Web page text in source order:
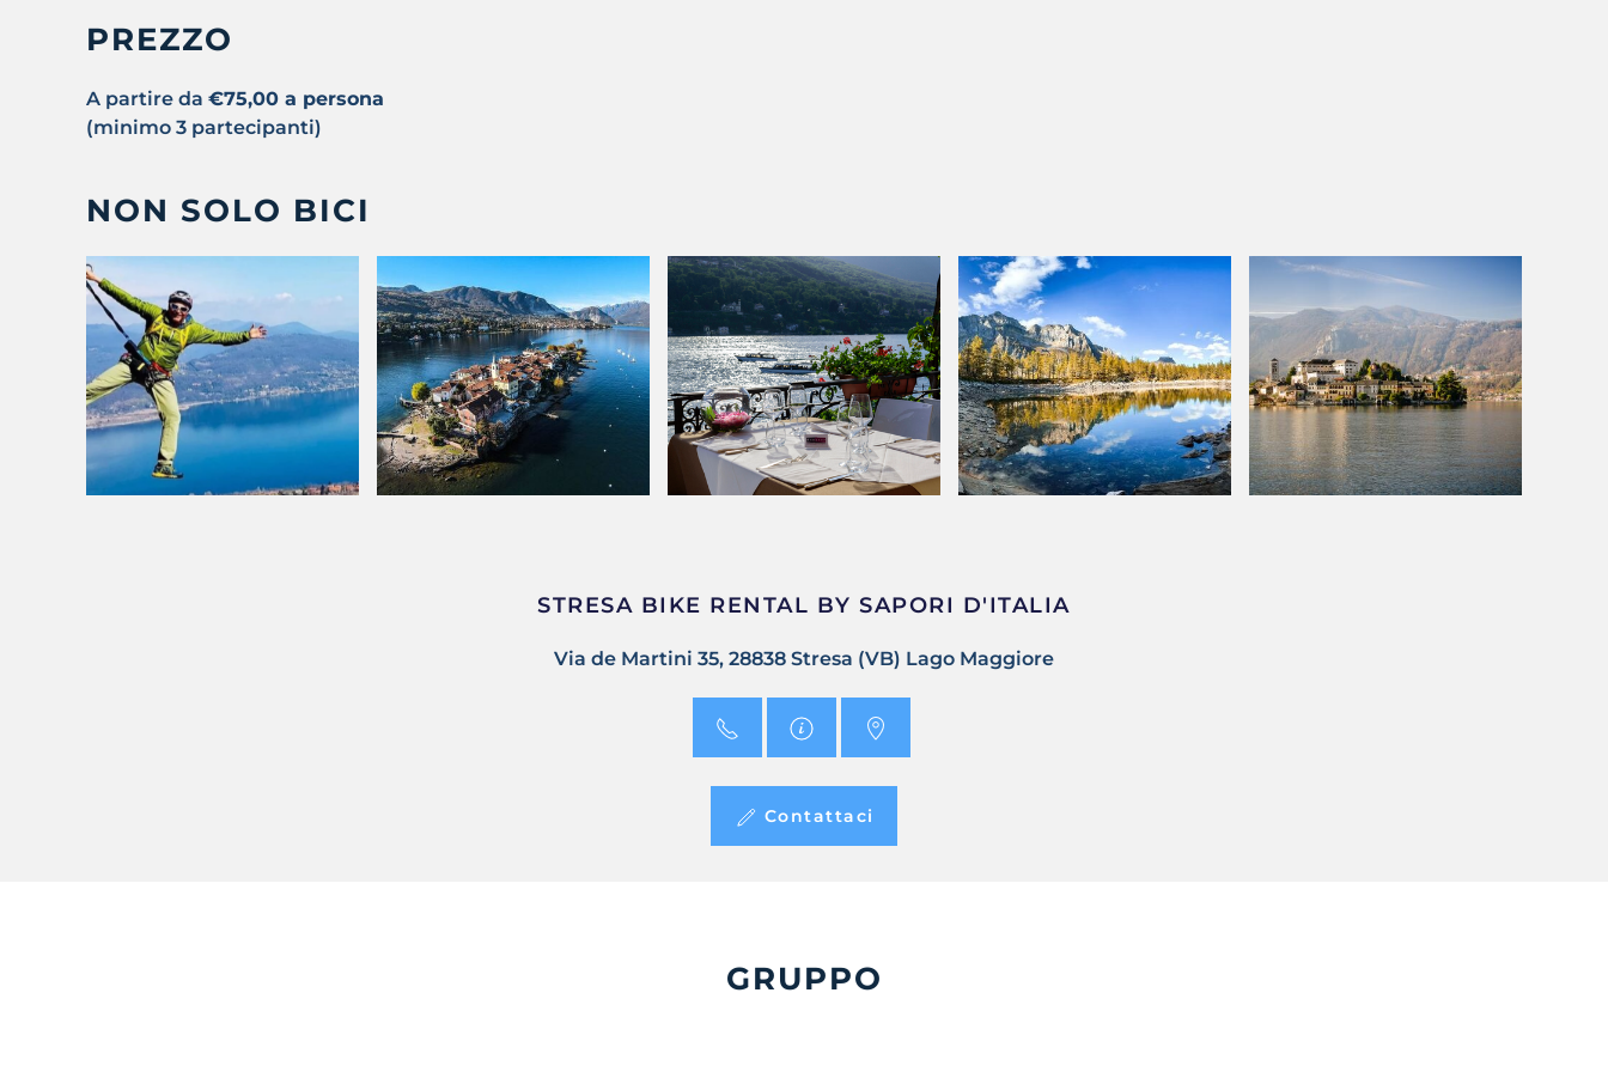
PREZZO
A partire da €75,00 a persona
(minimo 3 partecipanti)
NON SOLO BICI
VESPA TOUR
Esplora il Lago
Maggiore in sella a
un'icona italiana.
VIA FERRATA
Raggiungi
panorami
spettacolari in
totale sicurezza!
VISITA ALLE
ISOLE
BORROMEE
Esplora Isola Bella,
Isola Madre e Isola
Pescatori.
CENA
SULL'ISOLA
BELLA
Una cena esclusiva
in una delle location
più romantiche del
Lago Maggiore.
TREKKING
Scopri i sentieri più
panoramici del
Lago Maggiore.
STRESA BIKE RENTAL BY SAPORI D'ITALIA
Via de Martini 35, 28838 Stresa (VB) Lago Maggiore
Contattaci
GRUPPO